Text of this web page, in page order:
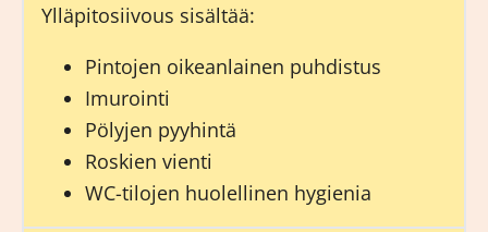
Ylläpitosiivous sisältää:
Pintojen oikeanlainen puhdistus
Imurointi
Pölyjen pyyhintä
Roskien vienti
WC-tilojen huolellinen hygienia